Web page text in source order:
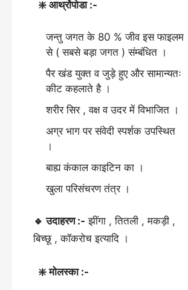
❇️ आर्थ्रोपोडा :-
जन्तु जगत के 80 % जीव इस फाइलम
से ( सबसे बड़ा जगत ) संम्बंधित ।
पैर खंड युक्त व जुड़े हुए और सामान्यतः
कीट कहलाते है ।
शरीर सिर , वक्ष व उदर में विभाजित ।
अग्र भाग पर संवेदी स्पर्शक उपस्थित
।
बाह्य कंकाल काइटिन का ।
खुला परिसंचरण तंत्र ।
🔹 उदाहरण :- झींगा , तितली , मकड़ी ,
बिच्छू , कॉकरोच इत्यादि ।
❇️ मोलस्का :-